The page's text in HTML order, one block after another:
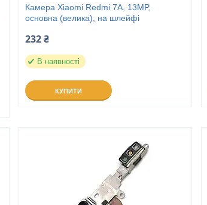
Камера Xiaomi Redmi 7A, 13MP,
основна (велика), на шлейфі
232 ₴
В наявності
КУПИТИ